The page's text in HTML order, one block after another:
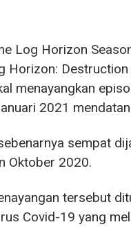
Log Horizon
Horizon:
menayangkan
2021
sempat
Oktober 2020.
tersebut
Covid-19 yang